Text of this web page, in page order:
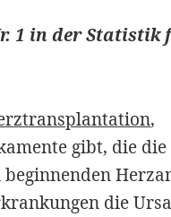
1 in der Statistik
,
gibt, die die
die